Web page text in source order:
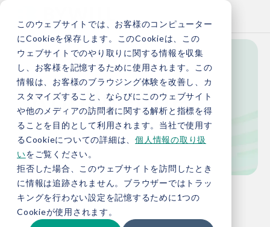
このウェブサイトでは、お客様のコンピューター
にCookieを保存します。このCookieは、この
ウェブサイトでのやり取りに関する情報を収集
し、お客様を記憶するために使用されます。この
情報は、お客様のブラウジング体験を改善し、カ
スタマイズすること、ならびにこのウェブサイト
や他のメディアの訪問者に関する解析と指標を得
ることを目的として利用されます。当社で使用す
るCookieについての詳細は、 個人情報の取り扱
いをご覧ください。
拒否した場合、このウェブサイトを訪問したとき
に情報は追跡されません。ブラウザーではトラッ
キングを行わない設定を記憶するために1つの
Cookieが使用されます。
Knowledge
お役立ち情報
TOP お役立ち情報